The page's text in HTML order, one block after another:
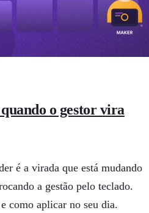
o gestor vira
é a virada que está mudando
a gestão pelo teclado.
como aplicar no seu dia.